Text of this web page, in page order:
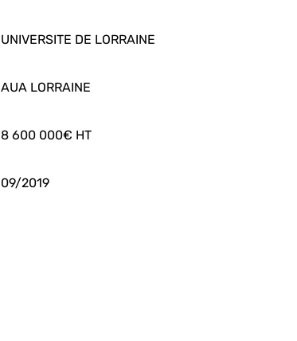
UNIVERSITE DE LORRAINE
AUA LORRAINE
8 600 000€ HT
09/2019